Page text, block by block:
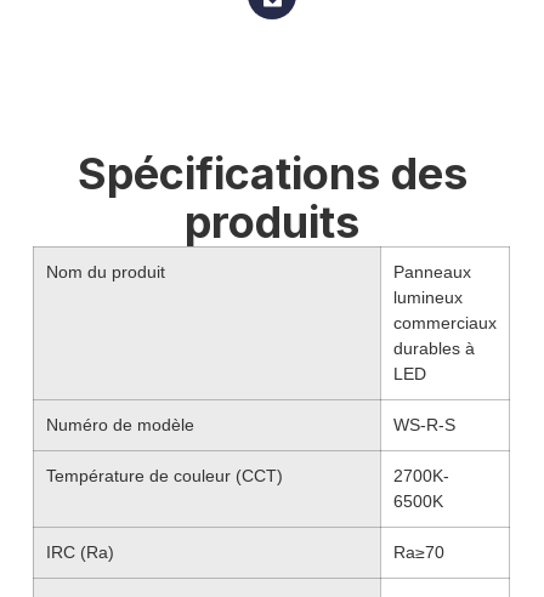
Spécifications des
produits
Nom du produit
Panneaux
lumineux
commerciaux
durables à
LED
Numéro de modèle WS-R-S
Température de couleur (CCT)
2700K-
6500K
IRC (Ra) Ra≥70